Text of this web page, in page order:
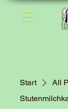
Start
All